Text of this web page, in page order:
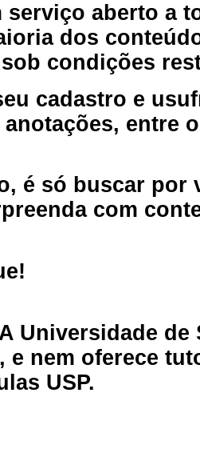
serviço aberto a
dos
condições
cadastro e
entre
é só buscar por
com
Universidade
e nem oferece
USP.